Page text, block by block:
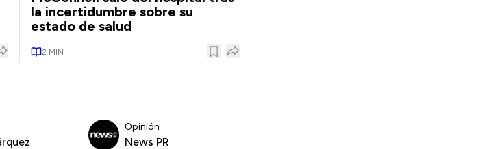
la incertidumbre sobre su
estado de salud
2 MIN
Opinión
News PR